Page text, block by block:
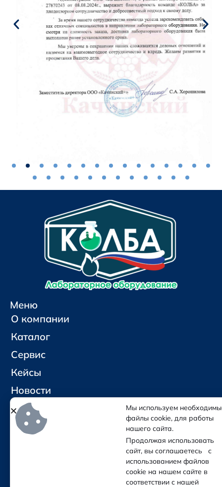
Меню
О компании
Каталог
Сервис
Кейсы
Новости
Контакты
Социальные сети и контакты
Мы используем
файлы cookie, для работы
нашего сайта.
Продолжая использовать
сайт, вы соглашаетесь с
использованием файлов
cookie на нашем сайте в
соответствии с нашей